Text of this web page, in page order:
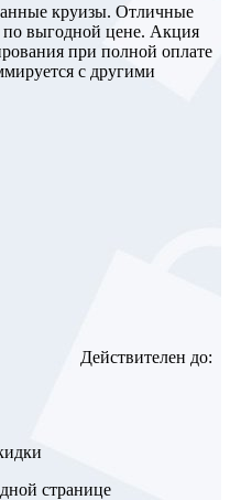
круизы. Отличные
выгодной цене. Акция
при полной оплате
с другими
Действителен до:
странице